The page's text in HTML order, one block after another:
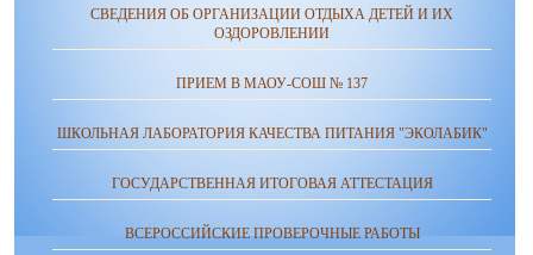
СВЕДЕНИЯ ОБ ОРГАНИЗАЦИИ ОТДЫХА ДЕТЕЙ И ИХ
ОЗДОРОВЛЕНИИ
ПРИЕМ В МАОУ-СОШ № 137
ШКОЛЬНАЯ ЛАБОРАТОРИЯ КАЧЕСТВА ПИТАНИЯ "ЭКОЛАБИК"
ГОСУДАРСТВЕННАЯ ИТОГОВАЯ АТТЕСТАЦИЯ
ВСЕРОССИЙСКИЕ ПРОВЕРОЧНЫЕ РАБОТЫ